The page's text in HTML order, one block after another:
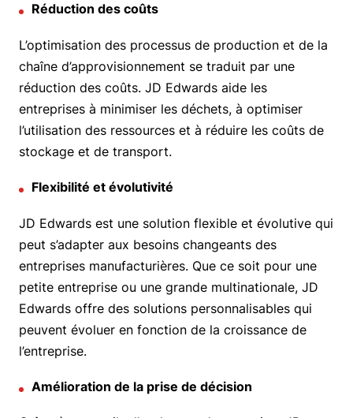
Réduction des coûts
L’optimisation des processus de production et de la
chaîne d’approvisionnement se traduit par une
réduction des coûts. JD Edwards aide les
entreprises à minimiser les déchets, à optimiser
l’utilisation des ressources et à réduire les coûts de
stockage et de transport.
Flexibilité et évolutivité
JD Edwards est une solution flexible et évolutive qui
peut s’adapter aux besoins changeants des
entreprises manufacturières. Que ce soit pour une
petite entreprise ou une grande multinationale, JD
Edwards offre des solutions personnalisables qui
peuvent évoluer en fonction de la croissance de
l’entreprise.
Amélioration de la prise de décision